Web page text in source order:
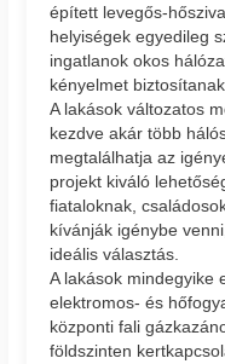
épített levegős-
helyiségek egyedileg
ingatlanok okos
kényelmet
A lakások változatos
kezdve akár több
megtalálhatja az
projekt kiváló
fiataloknak,
kívánják igénybe
ideális választás.
A lakások mindegyike
elektromos- és
központi fali
földszinten